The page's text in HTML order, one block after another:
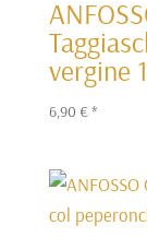
vergine
6,90 €*